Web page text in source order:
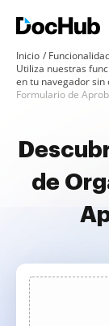
Inicio
Utiliza nuestras
en tu navegador sin
Formulario de
de